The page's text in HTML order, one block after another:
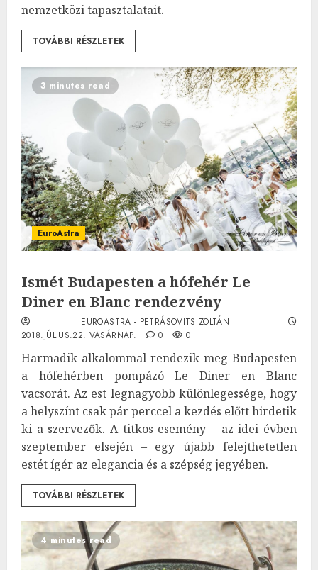
nemzetközi tapasztalatait.
TOVÁBBI RÉSZLETEK
3 minutes read
EuroAstra
Ismét Budapesten a hófehér Le
Diner en Blanc rendezvény
EUROASTRA - PETRÁSOVITS ZOLTÁN
2018.JÚLIUS.22. VASÁRNAP.
0 0
Harmadik alkalommal rendezik meg Budapesten
a hófehérben pompázó Le Diner en Blanc
vacsorát. Az est legnagyobb különlegessége, hogy
a helyszínt csak pár perccel a kezdés előtt hirdetik
ki a szervezők. A titkos esemény – az idei évben
szeptember elsején – egy újabb felejthetetlen
estét ígér az elegancia és a szépség jegyében.
TOVÁBBI RÉSZLETEK
4 minutes read